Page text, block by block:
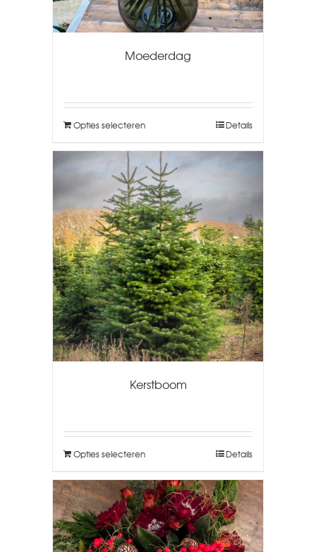
Moederdag
Opties selecteren Details
Kerstboom
Opties selecteren Details